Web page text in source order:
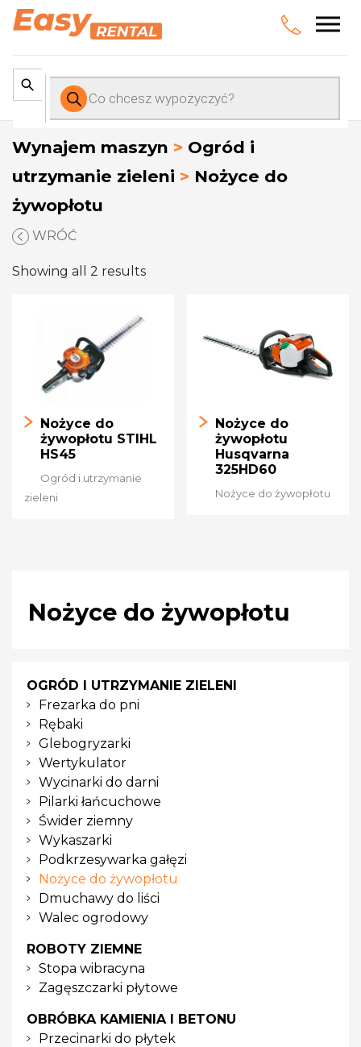
Wyszukiwarka
produktów
Wynajem maszyn > Ogród i
utrzymanie zieleni > Nożyce do
żywopłotu
WRÓĆ
Showing all 2 results
Nożyce do
żywopłotu STIHL
HS45
Ogród i utrzymanie
zieleni
Nożyce do
żywopłotu
Husqvarna
325HD60
Nożyce do żywopłotu
Nożyce do żywopłotu
OGRÓD I UTRZYMANIE ZIELENI
Frezarka do pni
Rębaki
Glebogryzarki
Wertykulator
Wycinarki do darni
Pilarki łańcuchowe
Świder ziemny
Wykaszarki
Podkrzesywarka gałęzi
Nożyce do żywopłotu
Dmuchawy do liści
Walec ogrodowy
ROBOTY ZIEMNE
Stopa wibracyna
Zagęszczarki płytowe
OBRÓBKA KAMIENIA I BETONU
Przecinarki do płytek